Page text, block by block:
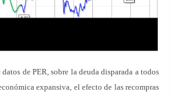
de PER, sobre la deuda disparada a todos
expansiva, el efecto de las recompras